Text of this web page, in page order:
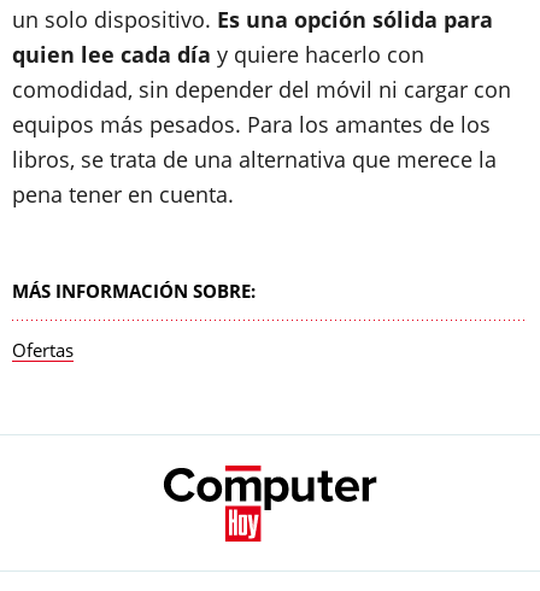
un solo dispositivo. Es una opción sólida para
quien lee cada día y quiere hacerlo con
comodidad, sin depender del móvil ni cargar con
equipos más pesados. Para los amantes de los
libros, se trata de una alternativa que merece la
pena tener en cuenta.
MÁS INFORMACIÓN SOBRE:
Ofertas